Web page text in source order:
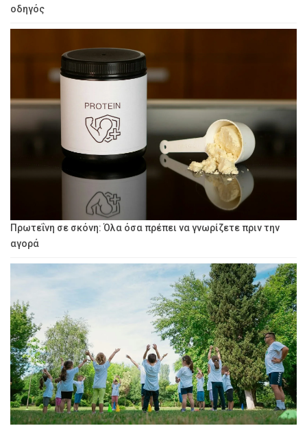
οδηγός
Πρωτεΐνη σε σκόνη: Όλα όσα πρέπει να γνωρίζετε πριν την
αγορά